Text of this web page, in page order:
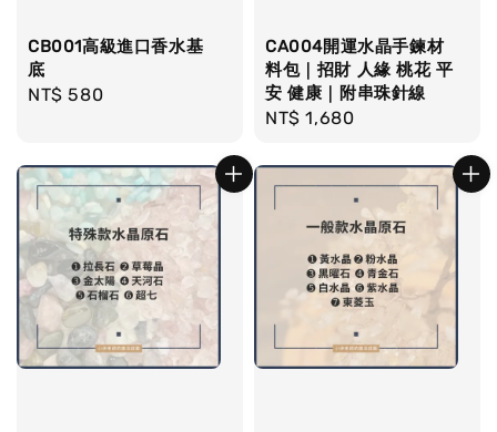
CB001高級進口香水基
底
Regular
NT$ 580
CA004開運水晶手鍊材
料包｜招財 人緣 桃花 平
安 健康｜附串珠針線
Regular
NT$ 1,680